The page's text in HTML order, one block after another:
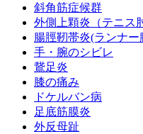
斜角筋症候群
外側上顆炎（テニス
腸脛靭帯炎(ランナー
手・腕のシビレ
鵞足炎
膝の痛み
ドケルバン病
足底筋膜炎
外反母趾